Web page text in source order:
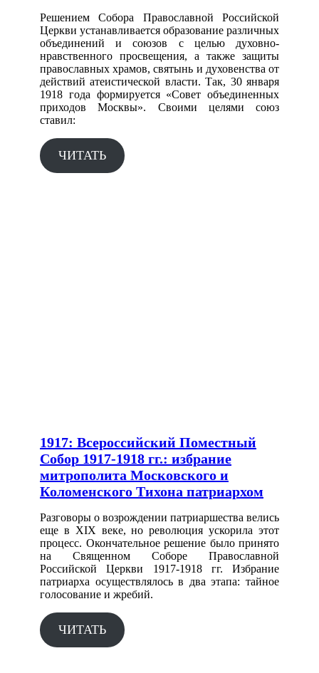
Решением Собора Православной Российской
Церкви устанавливается образование различных
объединений и союзов с целью духовно-
нравственного просвещения, а также защиты
православных храмов, святынь и духовенства от
действий атеистической власти. Так, 30 января
1918 года формируется «Совет объединенных
приходов Москвы». Своими целями союз
ставил:
ЧИТАТЬ
1917: Всероссийский Поместный
Собор 1917-1918 гг.: избрание
митрополита Московского и
Коломенского Тихона патриархом
Разговоры о возрождении патриаршества велись
еще в XIX веке, но революция ускорила этот
процесс. Окончательное решение было принято
на Священном Соборе Православной
Российской Церкви 1917-1918 гг. Избрание
патриарха осуществлялось в два этапа: тайное
голосование и жребий.
ЧИТАТЬ